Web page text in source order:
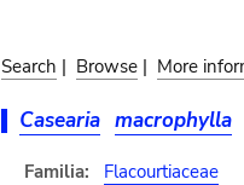
Search | Browse | More
Casearia macrophylla
Familia:
Flacourtiaceae